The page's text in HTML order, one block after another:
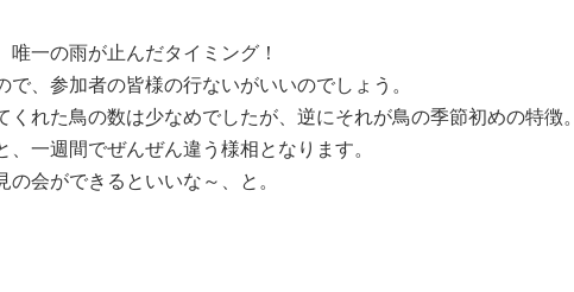
一の雨が止んだタイミング！
、参加者の皆様の行ないがいいのでしょう。
くれた鳥の数は少なめでしたが、逆にそれが鳥の季節初めの特徴。
一週間でぜんぜん違う様相となります。
会ができるといいな～、と。